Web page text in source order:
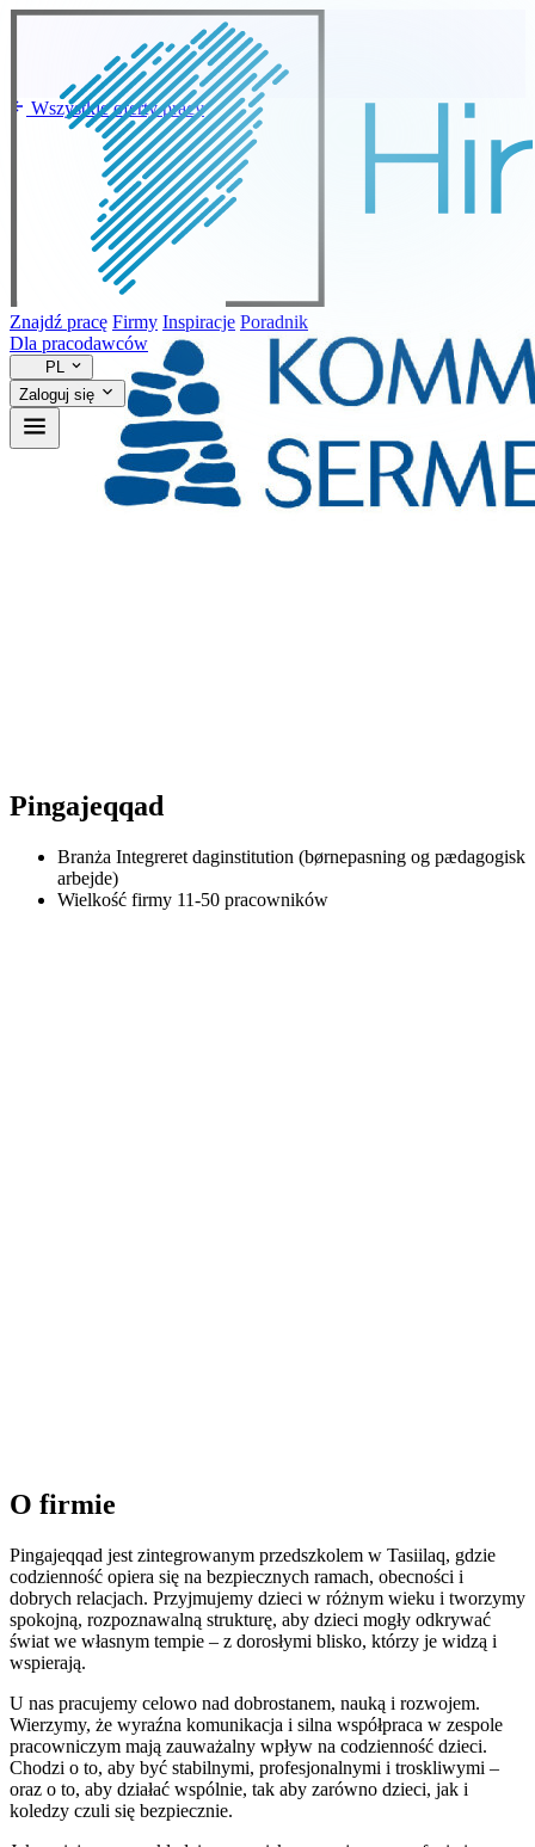
Znajdź pracę Firmy Inspiracje Poradnik
Dla pracodawców
PL
Zaloguj się
Wszystkie oferty pracy
Pingajeqqad
Branża Integreret daginstitution (børnepasning og pædagogisk
arbejde)
Wielkość firmy 11-50 pracowników
O firmie
Pingajeqqad jest zintegrowanym przedszkolem w Tasiilaq, gdzie
codzienność opiera się na bezpiecznych ramach, obecności i
dobrych relacjach. Przyjmujemy dzieci w różnym wieku i tworzymy
spokojną, rozpoznawalną strukturę, aby dzieci mogły odkrywać
świat we własnym tempie – z dorosłymi blisko, którzy je widzą i
wspierają.
U nas pracujemy celowo nad dobrostanem, nauką i rozwojem.
Wierzymy, że wyraźna komunikacja i silna współpraca w zespole
pracowniczym mają zauważalny wpływ na codzienność dzieci.
Chodzi o to, aby być stabilnymi, profesjonalnymi i troskliwymi –
oraz o to, aby działać wspólnie, tak aby zarówno dzieci, jak i
koledzy czuli się bezpiecznie.